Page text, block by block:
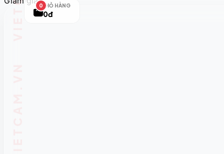
0 GIỎ HÀNG
0đ